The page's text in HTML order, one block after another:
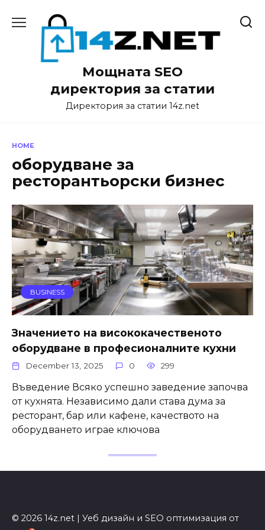
Мощната SEO
директория за статии
Директория за статии 14z.net
HOME
оборудване за
ресторантьорски бизнес
BUSINESS
Значението на висококачественото
оборудване в професионалните кухни
December 13, 2025 0 299
Въведение Всяко успешно заведение започва
от кухнята. Независимо дали става дума за
ресторант, бар или кафене, качеството на
оборудването играе ключова
© 2026 14z.net | Уеб дизайн и SEO оптимизация от